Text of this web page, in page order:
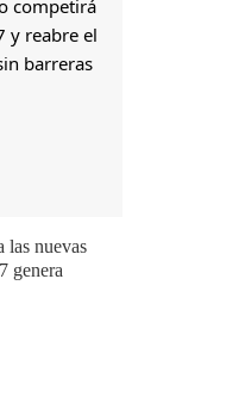
las nuevas
genera